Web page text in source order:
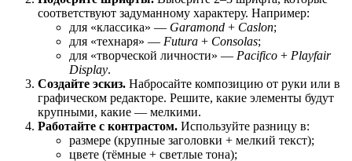
соответствуют задуманному характеру. Например:
для «классика» — Garamond + Caslon;
для «технаря» — Futura + Consolas;
для «творческой личности» — Pacifico + Playfair
Display.
Создайте эскиз. Набросайте композицию от руки или в
графическом редакторе. Решите, какие элементы будут
крупными, какие — мелкими.
Работайте с контрастом. Используйте разницу в:
размере (крупные заголовки + мелкий текст);
цвете (тёмные + светлые тона);